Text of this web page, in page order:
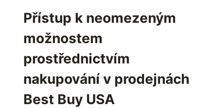
Přístup k neomezeným
možnostem
prostřednictvím
nakupování v prodejnách
Best Buy USA